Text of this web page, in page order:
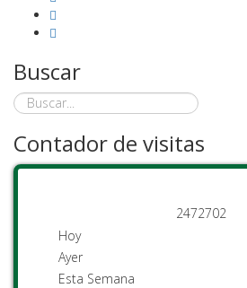
Buscar
Contador de visitas
2472702
Hoy
Ayer
Esta Semana